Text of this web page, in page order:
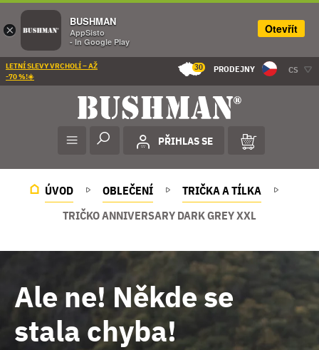
LETNÍ SLEVY VRCHOLÍ – AŽ
-70 %!☀️
30 PRODEJNY CS
PŘIHLAS SE
ÚVOD OBLEČENÍ
TRIČKA A TÍLKA
TRIČKO ANNIVERSARY DARK GREY XXL
Ale ne! Někde se
stala chyba!
×
BUSHMAN
AppSisto
- In Google Play
Otevřít